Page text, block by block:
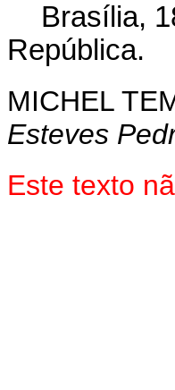
Brasília,
República.
MICHEL
Esteves
Este texto